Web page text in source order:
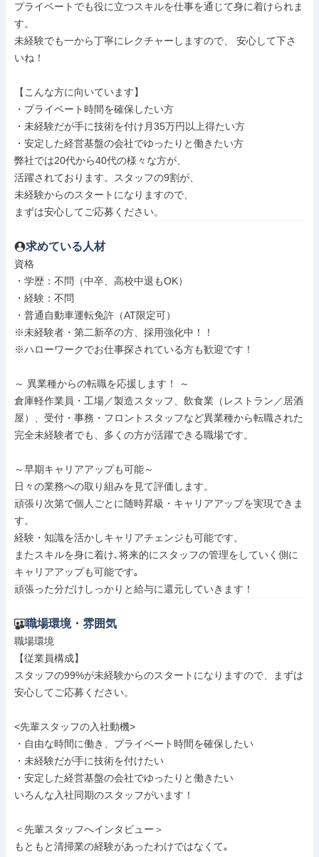
プライベートでも役に立つスキルを仕事を通じて身に着けられま
す。
未経験でも一から丁寧にレクチャーしますので、 安心して下さ
いね！
【こんな方に向いています】
・プライベート時間を確保したい方
・未経験だが手に技術を付け月35万円以上得たい方
・安定した経営基盤の会社でゆったりと働きたい方
弊社では20代から40代の様々な方が、
活躍されております。スタッフの9割が、
未経験からのスタートになりますので、
まずは安心してご応募ください。
求めている人材
資格
・学歴：不問（中卒、高校中退もOK）
・経験：不問
・普通自動車運転免許（AT限定可）
※未経験者・第二新卒の方、採用強化中！！
※ハローワークでお仕事探されている方も歓迎です！
～ 異業種からの転職を応援します！ ～
倉庫軽作業員・工場／製造スタッフ、飲食業（レストラン／居酒
屋）、受付・事務・フロントスタッフなど異業種から転職された
完全未経験者でも、多くの方が活躍できる職場です。
～早期キャリアアップも可能～
日々の業務への取り組みを見て評価します。
頑張り次第で個人ごとに随時昇級・キャリアアップを実現できま
す。
経験・知識を活かしキャリアチェンジも可能です。
またスキルを身に着け､将来的にスタッフの管理をしていく側に
キャリアアップも可能です｡
頑張った分だけしっかりと給与に還元していきます！
職場環境・雰囲気
職場環境
【従業員構成】
スタッフの99%が未経験からのスタートになりますので、まずは
安心してご応募ください。
<先輩スタッフの入社動機>
・自由な時間に働き、プライベート時間を確保したい
・未経験だが手に技術を付けたい
・安定した経営基盤の会社でゆったりと働きたい
いろんな入社同期のスタッフがいます！
＜先輩スタッフへインタビュー＞
もともと清掃業の経験があったわけではなくて｡